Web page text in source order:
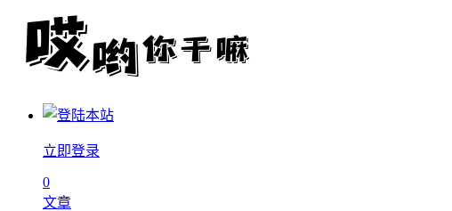
立即登录
0
文章